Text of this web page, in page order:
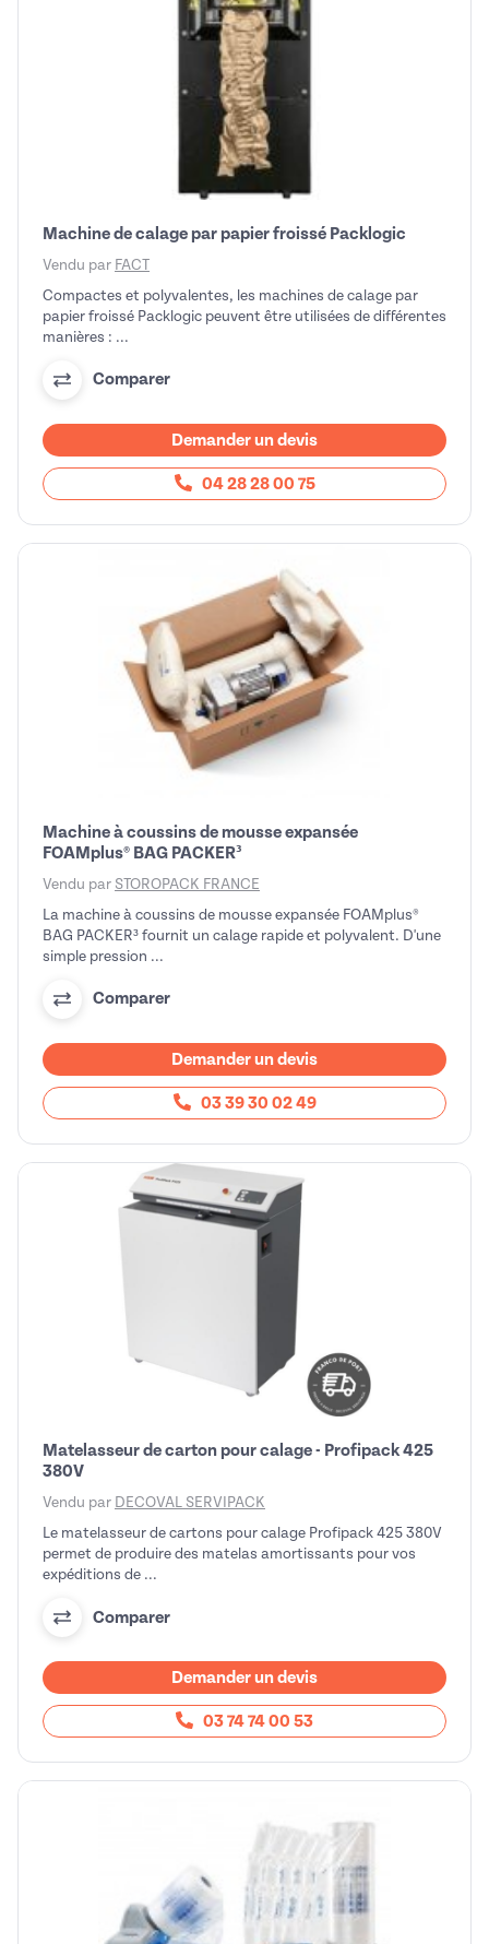
Machine de calage par papier froissé Packlogic
Vendu par FACT
Compactes et polyvalentes, les machines de calage par
papier froissé Packlogic peuvent être utilisées de différentes
manières : ...
Comparer
Demander un devis
04 28 28 00 75
Machine à coussins de mousse expansée
FOAMplus® BAG PACKER³
Vendu par STOROPACK FRANCE
La machine à coussins de mousse expansée FOAMplus®
BAG PACKER³ fournit un calage rapide et polyvalent. D'une
simple pression ...
Comparer
Demander un devis
03 39 30 02 49
Matelasseur de carton pour calage - Profipack 425
380V
Vendu par DECOVAL SERVIPACK
Le matelasseur de cartons pour calage Profipack 425 380V
permet de produire des matelas amortissants pour vos
expéditions de ...
Comparer
Demander un devis
03 74 74 00 53